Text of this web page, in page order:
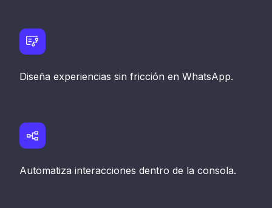
Diseña experiencias sin fricción en WhatsApp.
Automatiza interacciones dentro de la consola.